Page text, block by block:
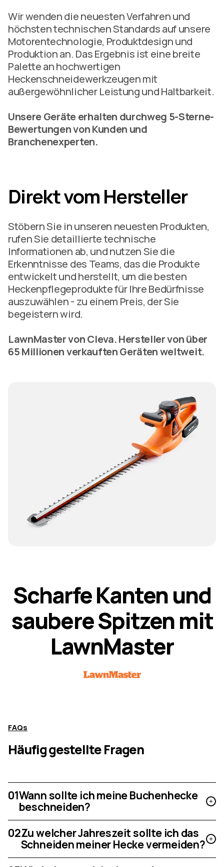
Wir wenden die neuesten Verfahren und
höchsten technischen Standards auf unsere
Motorentechnologie, Produktdesign und
Produktion an. Das Ergebnis ist eine breite
Palette an hochwertigen
Heckenschneidewerkzeugen mit
außergewöhnlicher Leistung und Haltbarkeit.
Unsere Geräte erhalten durchweg 5-Sterne-
Bewertungen von Kunden und
Branchenexperten.
Direkt vom Hersteller
Stöbern Sie in unseren neuesten Produkten,
rufen Sie detaillierte technische
Informationen ab, und nutzen Sie die
Erkenntnisse des Teams, das die Produkte
entwickelt und herstellt, um die besten
Heckenpflegeprodukte für Ihre Bedürfnisse
auszuwählen - zu einem Preis, der Sie
begeistern wird.
LawnMaster von Cleva. Hersteller von über
65 Millionen verkauften Geräten weltweit.
ScharfeKantenund
saubereSpitzenmit
LawnMaster
FAQs
Häufig gestellte Fragen
01Wann sollte ich meine Buchenhecke
beschneiden?
02Zu welcher Jahreszeit sollte ich das
Schneiden meiner Hecke vermeiden?